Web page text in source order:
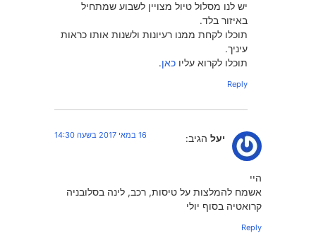
יש לנו מסלול טיול מצויין לשבוע שמתחיל
באיזור בלד.
תוכלו לקחת ממנו רעיונות ולשנות אותו כראות
עיניך.
תוכלו לקרוא עליו כאן.
Reply
יעל הגיב: 16 במאי 2017 בשעה 14:30
היי
אשמח להמלצות על טיסות, רכב, לינה בסלובניה
קרואטיה בסוף יולי
Reply